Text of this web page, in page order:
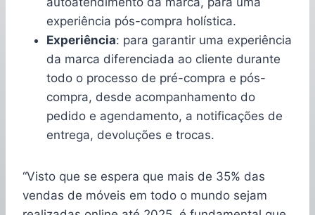
experiência pós-compra holística.
Experiência: para garantir uma experiência
da marca diferenciada ao cliente durante
todo o processo de pré-compra e pós-
compra, desde acompanhamento do
pedido e agendamento, a notificações de
entrega, devoluções e trocas.
“Visto que se espera que mais de 35% das
vendas de móveis em todo o mundo sejam